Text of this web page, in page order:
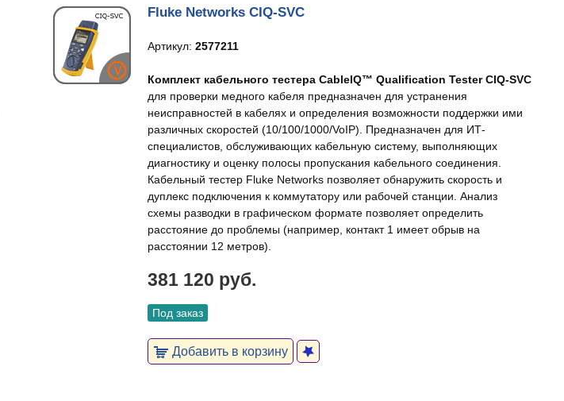
Fluke Networks CIQ-SVC
Артикул: 2577211
Комплект кабельного тестера CableIQ™ Qualification Tester CIQ-SVC
для проверки медного кабеля предназначен для устранения
неисправностей в кабелях и определения возможности поддержки ими
различных скоростей (10/100/1000/VoIP). Предназначен для ИТ-
специалистов, обслуживающих кабельную систему, выполняющих
диагностику и оценку полосы пропускания кабельного соединения.
Кабельный тестер Fluke Networks позволяет обнаружить скорость и
дуплекс подключения к коммутатору или рабочей станции. Анализ
схемы разводки в графическом формате позволяет определить
расстояние до проблемы (например, контакт 1 имеет обрыв на
расстоянии 12 метров).
381 120 руб.
Под заказ
Добавить в корзину